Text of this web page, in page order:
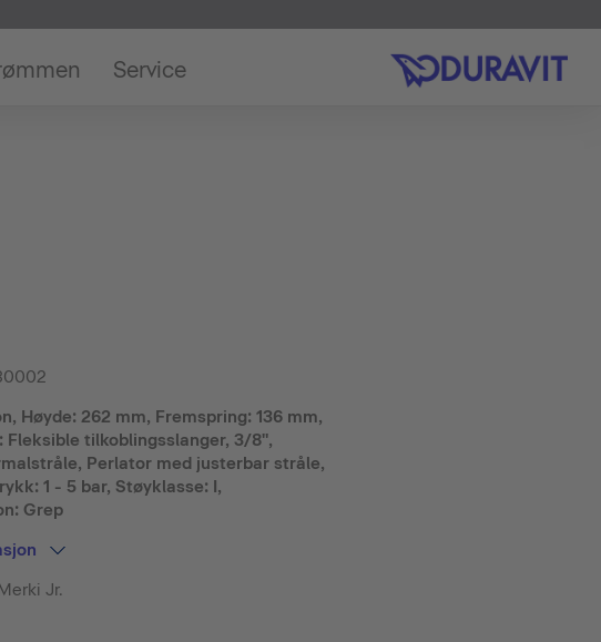
Service
Høyde: 262 mm, Fremspring: 136 mm,
Fleksible tilkoblingsslanger, 3/8",
Perlator med justerbar stråle,
1 - 5 bar, Støyklasse: I,
Grep
Jr.